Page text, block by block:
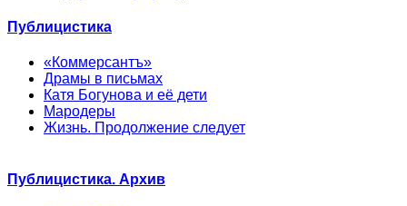
Публицистика
«Коммерсантъ»
Драмы в письмах
Катя Богунова и её дети
Мародеры
Жизнь. Продолжение следует
Публицистика. Архив